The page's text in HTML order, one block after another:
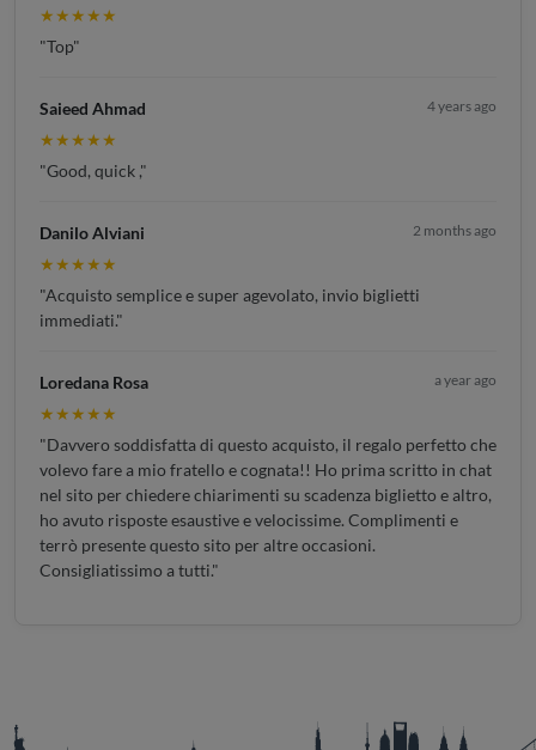
★★★★★
"Top"
Saieed Ahmad 4 years ago
★★★★★
"Good, quick ,"
Danilo Alviani 2 months ago
★★★★★
"Acquisto semplice e super agevolato, invio biglietti
immediati."
Loredana Rosa a year ago
★★★★★
"Davvero soddisfatta di questo acquisto, il regalo perfetto che
volevo fare a mio fratello e cognata!! Ho prima scritto in chat
nel sito per chiedere chiarimenti su scadenza biglietto e altro,
ho avuto risposte esaustive e velocissime. Complimenti e
terrò presente questo sito per altre occasioni.
Consigliatissimo a tutti."